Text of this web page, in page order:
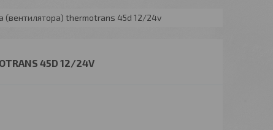
(вентилятора) thermotrans 45d 12/24v
45D 12/24V